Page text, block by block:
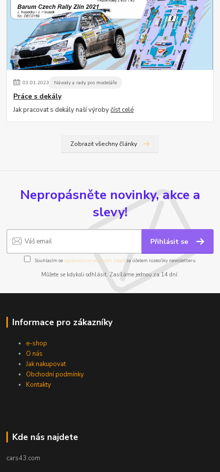
03.01.2023 Návody a rady pro modeláře
Práce s dekály
Jak pracovat s dekály naší výrobyčíst celé
Zobrazit všechny články
Nepropásněte novinky, akce a
slevy!
Přihlásit se
Souhlasím se zpracováním osobních údajůza účelem rozesílky newsletteru.
Můžete se kdykoli odhlásit. Zasíláme jednou za 14 dní.
Informace pro zákazníky
e-shop
O nás
Jak nakupovat
Obchodní podmínky
Kontakty
Kde nás najdete
cars43.com